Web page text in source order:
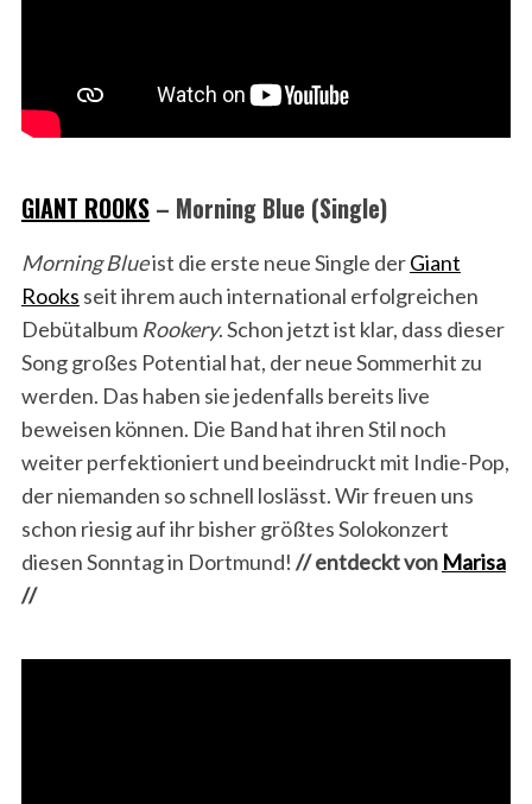
GIANT ROOKS– Morning Blue (Single)
Morning Blueist die erste neue Single derGiant
Rooks seit ihrem auch international erfolgreichen
Debütalbum Rookery. Schon jetzt ist klar, dass dieser
Song großes Potential hat, der neue Sommerhit zu
werden. Das haben sie jedenfalls bereits live
beweisen können. Die Band hat ihren Stil noch
weiter perfektioniert und beeindruckt mit Indie-Pop,
der niemanden so schnell loslässt. Wir freuen uns
schon riesig auf ihr bisher größtes Solokonzert
diesen Sonntag in Dortmund! // entdeckt von Marisa
//